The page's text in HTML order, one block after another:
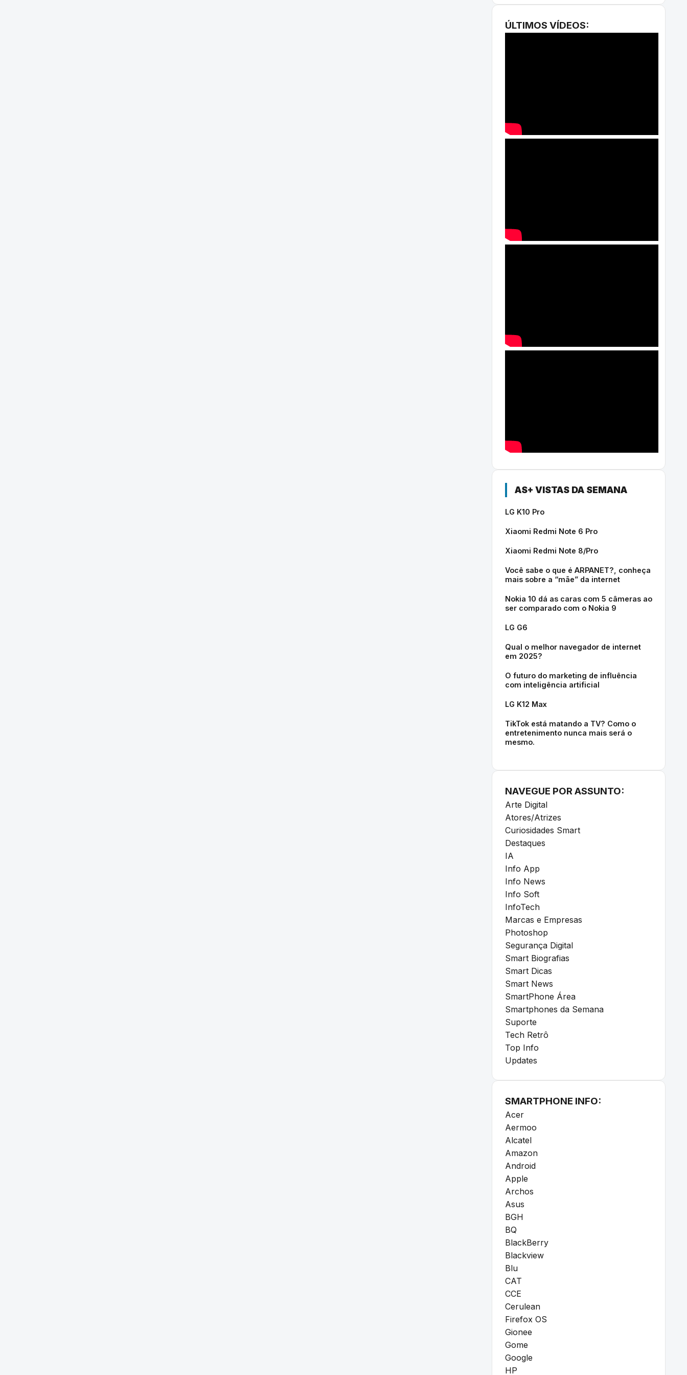
ÚLTIMOS VÍDEOS:
AS+ VISTAS DA SEMANA
LG K10 Pro
Xiaomi Redmi Note 6 Pro
Xiaomi Redmi Note 8/Pro
Você sabe o que é ARPANET?, conheça
mais sobre a “mãe” da internet
Nokia 10 dá as caras com 5 câmeras ao
ser comparado com o Nokia 9
LG G6
Qual o melhor navegador de internet
em 2025?
O futuro do marketing de influência
com inteligência artificial
LG K12 Max
TikTok está matando a TV? Como o
entretenimento nunca mais será o
mesmo.
NAVEGUE POR ASSUNTO:
Arte Digital
Atores/Atrizes
Curiosidades Smart
Destaques
IA
Info App
Info News
Info Soft
InfoTech
Marcas e Empresas
Photoshop
Segurança Digital
Smart Biografias
Smart Dicas
Smart News
SmartPhone Área
Smartphones da Semana
Suporte
Tech Retrô
Top Info
Updates
SMARTPHONE INFO:
Acer
Aermoo
Alcatel
Amazon
Android
Apple
Archos
Asus
BGH
BQ
BlackBerry
Blackview
Blu
CAT
CCE
Cerulean
Firefox OS
Gionee
Gome
Google
HP